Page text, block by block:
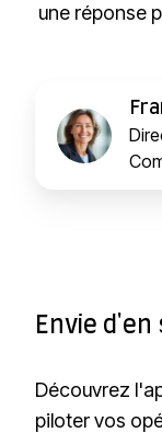
une réponse
Envie d'en
Découvrez
piloter vos